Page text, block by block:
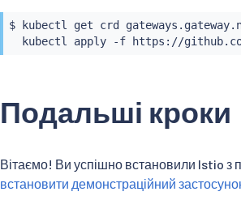
$ kubectl get crd
kubectl
Подальші кроки
Вітаємо! Ви успішно встановили Istio з
встановити демонстраційний